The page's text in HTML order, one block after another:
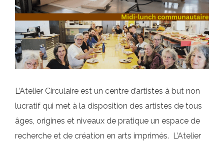
L’Atelier Circulaire est un centre d’artistes à but non
lucratif qui met à la disposition des artistes de tous
âges, origines et niveaux de pratique un espace de
recherche et de création en arts imprimés. L’Atelier